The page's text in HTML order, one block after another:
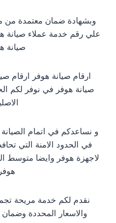
وبشهادة ضمان معتمدة من
علي رقم خدمة عملاء صيانة
صيانة
ارقام صيانة هوفر ارقام
صيانة هوفر في نوفر لكم
و نساعدكم في اتمام الصيانة
في الحدود الامنة التي
لاجهزة هوفر وايضا متوسط
هوفر
نقدم لكم خدمة مريحة
والاسعار المحددة وضمان